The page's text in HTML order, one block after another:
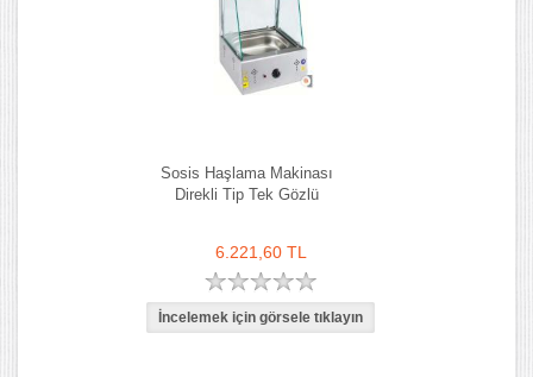
Sosis Haşlama Makinası
Direkli Tip Tek Gözlü
6.221,60 TL